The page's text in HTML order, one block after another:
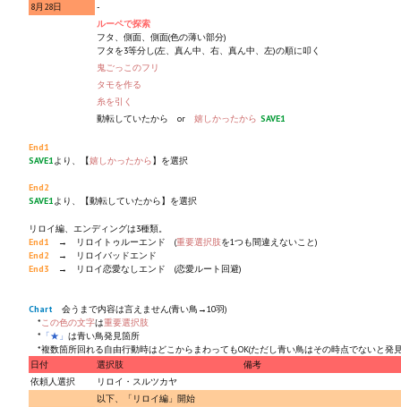
Star Wars Jedi Knight: Dark Force II
Star Wars Knights of the Old Republic 1
Star Wars Knights of the Old Republic 2
Titan Quest Immortal Throne
Ведьмак 2
ЦИФРОВЫЕ КОМИКСЫ
EURO comics
8月28日
-
ルーペで探索
フタ、側面、側面(色の薄い部分)
フタを3等分し(左、真ん中、右、真ん中、左)の順に叩く
鬼ごっこのフリ
タモを作る
糸を引く
動転していたから or 嬉しかったから SAVE1
End1
SAVE1 より、【嬉しかったから】を選択
End2
SAVE1 より、【動転していたから】を選択
リロイ編、エンディングは3種類。
End1 → リロイトゥルーエンド (重要選択肢を1つも間違えないこと)
End2 → リロイバッドエンド
End3 → リロイ恋愛なしエンド (恋愛ルート回避)
Chart 会うまで内容は言えません(青い鳥→10羽)
* この色の文字は重要選択肢
* 「★」 は青い鳥発見箇所
*複数箇所回れる自由行動時はどこからまわってもOK(ただし青い鳥はその時点でないと発
日付
選択肢
備考
依頼人選択
リロイ・スルツカヤ
以下、「リロイ編」開始